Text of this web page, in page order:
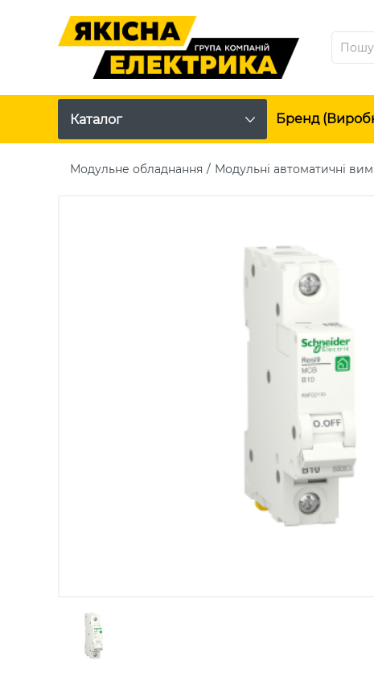
Каталог Бренд
Модульне обладнання Модульні автоматичні